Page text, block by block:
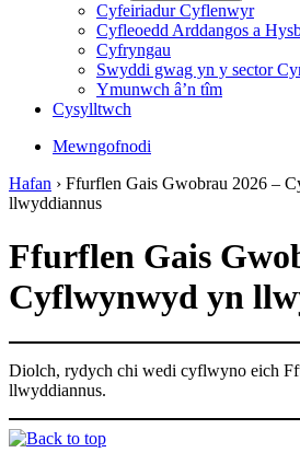
Cyfeiriadur Cyflenwyr
Cyfleoedd Arddangos a
Cyfryngau
Swyddi gwag yn y sector
Ymunwch â’n tîm
Cysylltwch
Mewngofnodi
Hafan › Ffurflen Gais Gwobrau 2026 –
llwyddiannus
Ffurflen Gais
Cyflwynwyd yn
Diolch, rydych chi wedi cyflwyno eich
llwyddiannus.